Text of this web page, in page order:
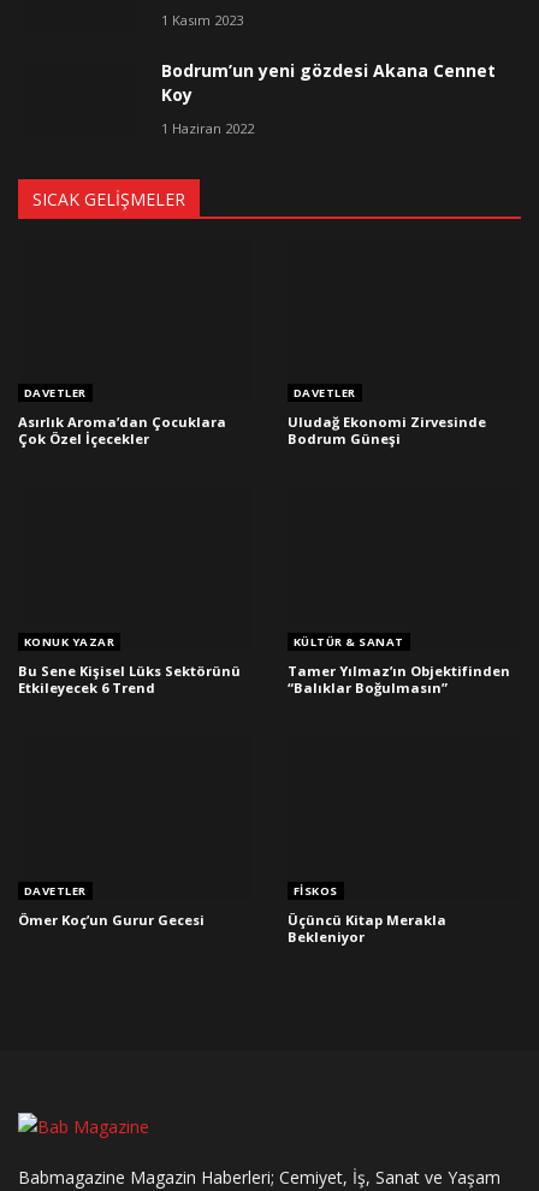
1 Kasım 2023
Bodrum’un yeni gözdesi Akana Cennet
Koy
1 Haziran 2022
SICAK GELIŞMELER
DAVETLER
Asırlık Aroma’dan Çocuklara
Çok Özel İçecekler
DAVETLER
Uludağ Ekonomi Zirvesinde
Bodrum Güneşi
KONUK YAZAR
Bu Sene Kişisel Lüks Sektörünü
Etkileyecek 6 Trend
KÜLTÜR & SANAT
Tamer Yılmaz’ın Objektifinden
“Balıklar Boğulmasın”
DAVETLER
Ömer Koç’un Gurur Gecesi
FISKOS
Üçüncü Kitap Merakla
Bekleniyor
Babmagazine Magazin Haberleri; Cemiyet, İş, Sanat ve Yaşam